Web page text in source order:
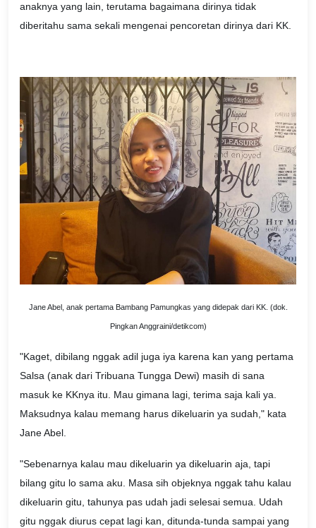
anaknya yang lain, terutama bagaimana dirinya tidak
diberitahu sama sekali mengenai pencoretan dirinya dari KK.
Jane Abel, anak pertama Bambang Pamungkas yang didepak dari KK. (dok.
Pingkan Anggraini/detikcom)
"Kaget, dibilang nggak adil juga iya karena kan yang pertama
Salsa (anak dari Tribuana Tungga Dewi) masih di sana
masuk ke KKnya itu. Mau gimana lagi, terima saja kali ya.
Maksudnya kalau memang harus dikeluarin ya sudah," kata
Jane Abel.
"Sebenarnya kalau mau dikeluarin ya dikeluarin aja, tapi
bilang gitu lo sama aku. Masa sih objeknya nggak tahu kalau
dikeluarin gitu, tahunya pas udah jadi selesai semua. Udah
gitu nggak diurus cepat lagi kan, ditunda-tunda sampai yang